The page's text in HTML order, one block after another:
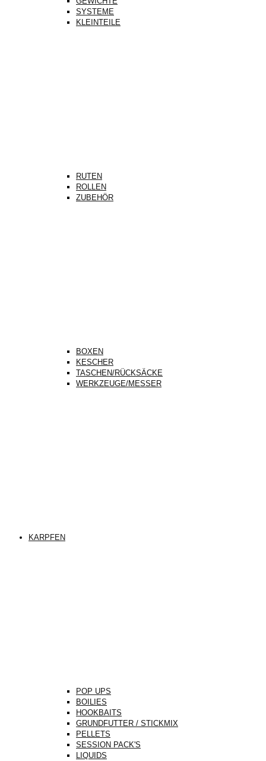
SYSTEME
KLEINTEILE
RUTEN
ROLLEN
ZUBEHÖR
BOXEN
KESCHER
TASCHEN/RÜCKSÄCKE
WERKZEUGE/MESSER
KARPFEN
POP UPS
BOILIES
HOOKBAITS
GRUNDFUTTER / STICKMIX
PELLETS
SESSION PACK'S
LIQUIDS